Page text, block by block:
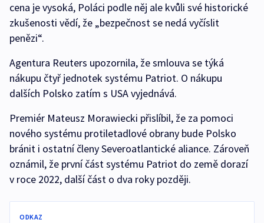
cena je vysoká, Poláci podle něj ale kvůli své historické
zkušenosti vědí, že „bezpečnost se nedá vyčíslit
penězi“.
Agentura Reuters upozornila, že smlouva se týká
nákupu čtyř jednotek systému Patriot. O nákupu
dalších Polsko zatím s USA vyjednává.
Premiér Mateusz Morawiecki přislíbil, že za pomoci
nového systému protiletadlové obrany bude Polsko
bránit i ostatní členy Severoatlantické aliance. Zároveň
oznámil, že první část systému Patriot do země dorazí
v roce 2022, další část o dva roky později.
ODKAZ